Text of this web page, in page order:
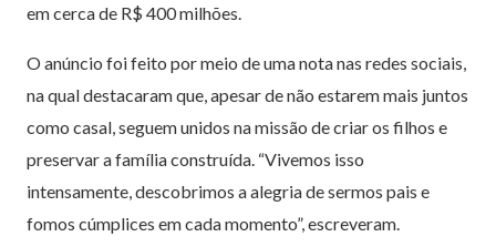
em cerca de R$ 400 milhões.
O anúncio foi feito por meio de uma nota nas redes sociais,
na qual destacaram que, apesar de não estarem mais juntos
como casal, seguem unidos na missão de criar os filhos e
preservar a família construída. “Vivemos isso
intensamente, descobrimos a alegria de sermos pais e
fomos cúmplices em cada momento”, escreveram.